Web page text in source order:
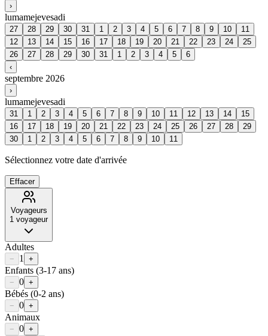
›
lumamejevesadi
27 28 29 30 31 1 2 3 4 5 6 7 8 9 10
11
12
13 14 15 16 17 18 19 20 21 22 23 24
25
26
27 28 29 30 31 1 2 3 4 5
6
‹
septembre 2026
›
lumamejevesadi
31 1 2 3 4 5 6 7 8 9 10 11 12 13 14
15
16
17 18 19 20 21 22 23 24 25 26 27 28
29
30
1 2 3 4 5 6 7 8 9 10 11
Sélectionnez votre date d'arrivée
Effacer
Voyageurs
1 voyageur
Adultes
− 1 +
Enfants (3-17 ans)
− 0 +
Bébés (0-2 ans)
− 0 +
Animaux
− 0 +